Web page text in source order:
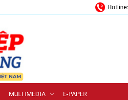
Hotline:
MULTIMEDIA E-PAPER